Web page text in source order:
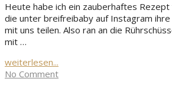
Heute habe ich ein zauberhaftes Rezept
die unter breifreibaby auf Instagram
mit uns teilen. Also ran an die
mit …
weiterlesen...
No Comment